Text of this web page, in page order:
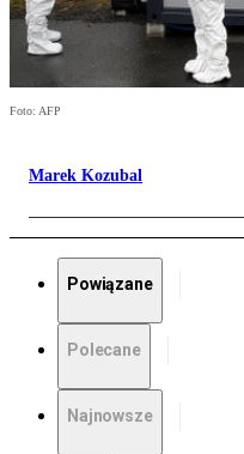
Foto: AFP
Marek Kozubal
Powiązane
Polecane
Najnowsze